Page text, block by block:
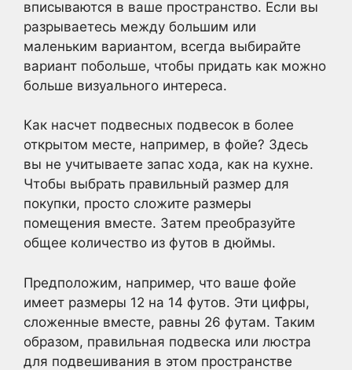
вписываются в ваше пространство. Если вы
разрываетесь между большим или
маленьким вариантом, всегда выбирайте
вариант побольше, чтобы придать как можно
больше визуального интереса.
Как насчет подвесных подвесок в более
открытом месте, например, в фойе? Здесь
вы не учитываете запас хода, как на кухне.
Чтобы выбрать правильный размер для
покупки, просто сложите размеры
помещения вместе. Затем преобразуйте
общее количество из футов в дюймы.
Предположим, например, что ваше фойе
имеет размеры 12 на 14 футов. Эти цифры,
сложенные вместе, равны 26 футам. Таким
образом, правильная подвеска или люстра
для подвешивания в этом пространстве